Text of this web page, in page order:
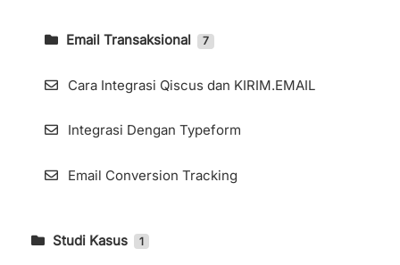
Email Transaksional 7
(1/4)
Cara Menggunakan Webhooks di
Cara Verifikasi Pengaturan DNS (3/4)
Cara Integrasi Qiscus dan KIRIM.EMAIL
Integrasi Dengan Typeform
Email Conversion Tracking
Studi Kasus 1